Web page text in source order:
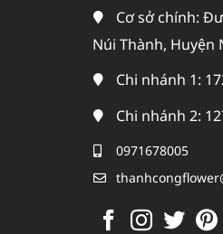
Cơ sở chính:
Núi Thành, Huyện
Chi nhánh 1:
Chi nhánh 2:
0971678005